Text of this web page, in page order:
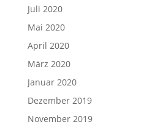
Juli 2020
Mai 2020
April 2020
März 2020
Januar 2020
Dezember 2019
November 2019